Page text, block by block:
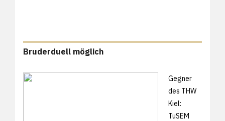
Bruderduell möglich
Gegner
des THW
Kiel:
TuSEM